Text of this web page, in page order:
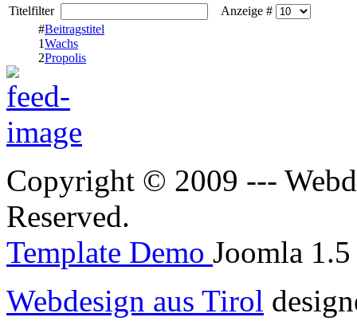
Titelfilter
Anzeige #
#Beitragstitel
1Wachs
2Propolis
Copyright © 2009 ---
Reserved.
Template Demo Joomla
Webdesign aus Tirol